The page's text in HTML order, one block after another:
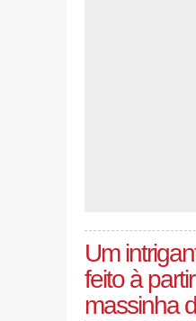
Um
feito à
massinha